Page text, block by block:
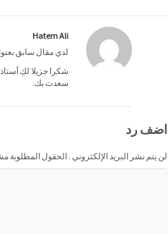
Hatem Ali
لدي مقال سابق
شكرا جزيلا لكِ
سعدت بك.
اضف رد
لن يتم نشر البريد الإلكتروني . الحقول المطلوبة